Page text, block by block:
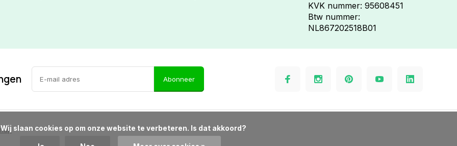
KVK nummer: 95608451
Btw nummer:
NL867202518B01
Abonneer